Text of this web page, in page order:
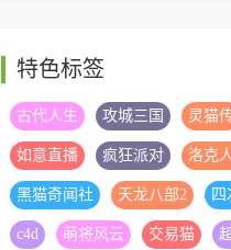
特色标签
古代人生 攻城三国 灵猫
如意直播 疯狂派对 洛克
黑猫奇闻社 天龙八部2 四
c4d 萌将风云 交易猫